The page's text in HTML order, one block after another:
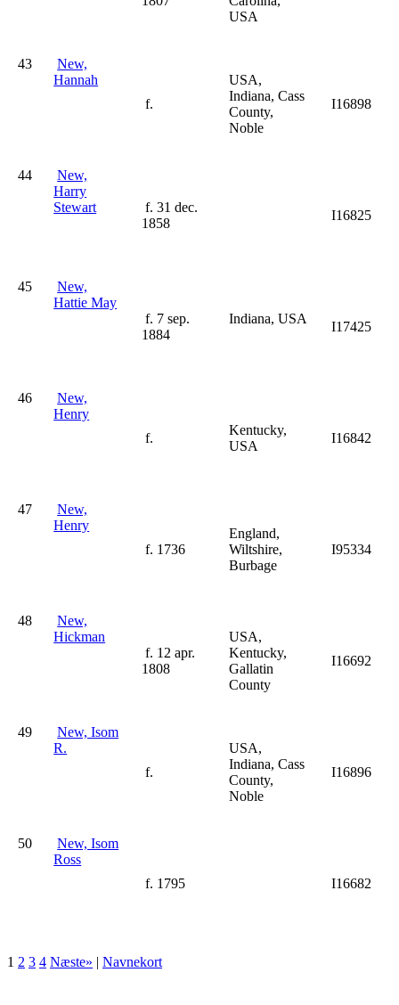
USA
43
New,
Hannah
f.
USA,
Indiana, Cass
County,
Noble
I16898
44
New,
Harry
Stewart
f. 31 dec.
1858
I16825
45
New,
Hattie May
f. 7 sep.
1884
Indiana, USA
I17425
46
New,
Henry
f.
Kentucky,
USA
I16842
47
New,
Henry
f. 1736
England,
Wiltshire,
Burbage
I95334
48
New,
Hickman
f. 12 apr.
1808
USA,
Kentucky,
Gallatin
County
I16692
49
New, Isom
R.
f.
USA,
Indiana, Cass
County,
Noble
I16896
50
New, Isom
Ross
f. 1795
I16682
1 2 3 4 Næste» | Navnekort